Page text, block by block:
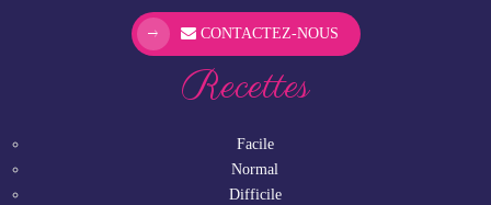
CONTACTEZ-NOUS
Recettes
Facile
Normal
Difficile